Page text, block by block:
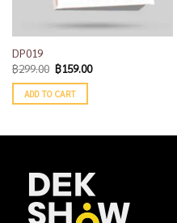
DP019
฿299.00 ฿159.00
ADD TO CART